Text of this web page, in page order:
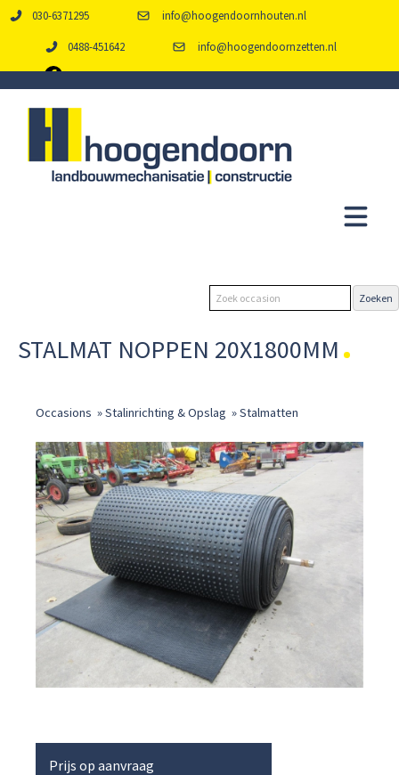
030-6371295 info@hoogendoornhouten.nl
0488-451642 info@hoogendoornzetten.nl
STALMAT NOPPEN 20X1800MM
Occasions »Stalinrichting & Opslag »Stalmatten
Prijs op aanvraag